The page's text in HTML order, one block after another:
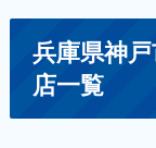
兵庫県神
店一覧